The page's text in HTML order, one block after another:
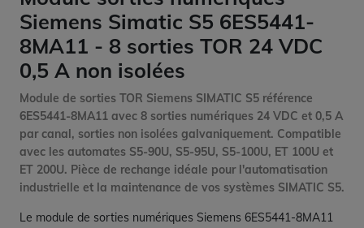
Siemens Simatic S5 6ES5441-
8MA11 - 8 sorties TOR 24 VDC
0,5 A non isolées
Module de sorties TOR Siemens SIMATIC S5 référence
6ES5441-8MA11 avec 8 sorties numériques 24 VDC et 0,5 A
par canal, sorties non isolées galvaniquement. Compatible
avec les automates S5-90U, S5-95U, S5-100U, ET 100U et
ET 200U. Pièce de rechange idéale pour l'automatisation
industrielle et la maintenance de vos systèmes SIMATIC S5.
Le module de sorties numériques Siemens 6ES5441-8MA11